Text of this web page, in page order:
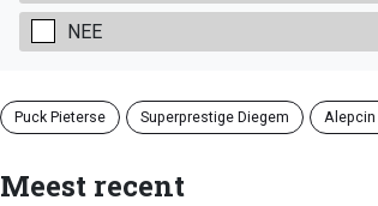
NEE
Puck Pieterse Superprestige Diegem
Meest recent